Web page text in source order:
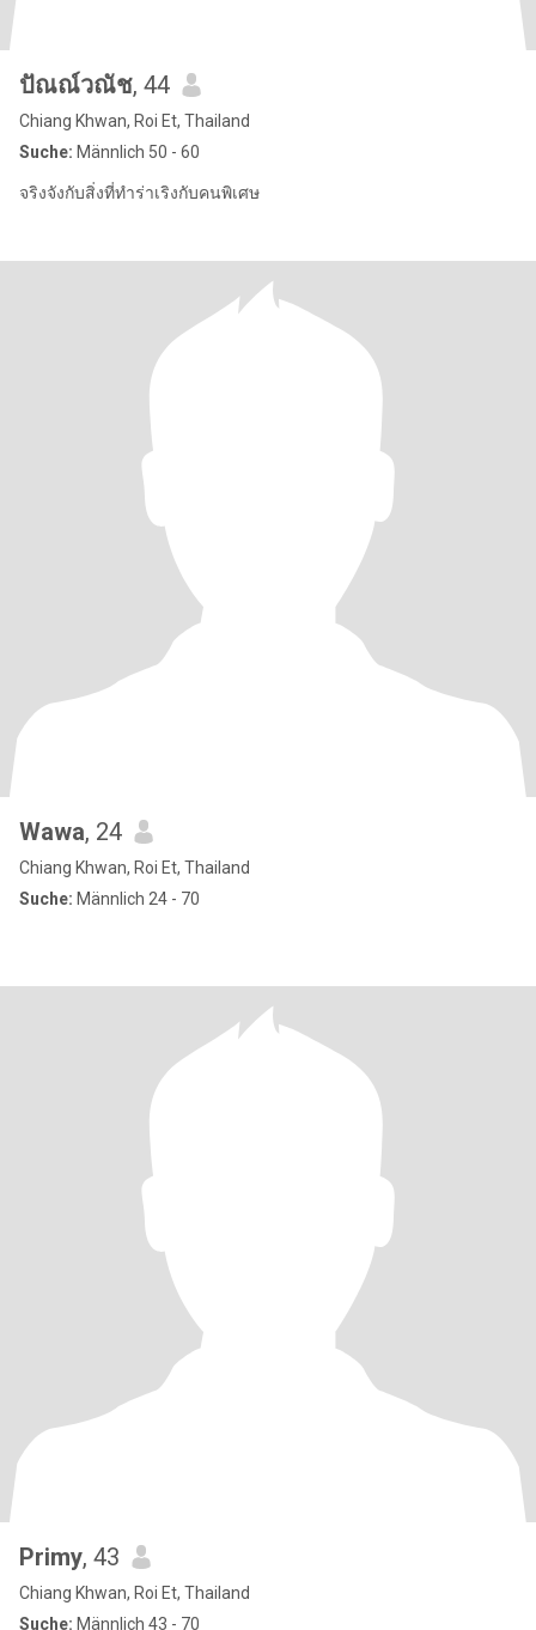
ปัณณ์วณัช, 44
Chiang Khwan, Roi Et, Thailand
Suche: Männlich 50 - 60
จริงจังกับสิ่งที่ทำร่าเริงกับคนพิเศษ
Wawa, 24
Chiang Khwan, Roi Et, Thailand
Suche: Männlich 24 - 70
Primy, 43
Chiang Khwan, Roi Et, Thailand
Suche: Männlich 43 - 70